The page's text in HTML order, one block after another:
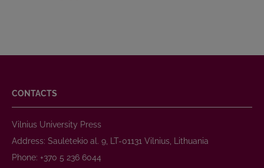
CONTACTS
Vilnius University Press
Address: Saulėtekio al. 9, LT-01131 Vilnius, Lithuania
Phone: +370 5 236 6044